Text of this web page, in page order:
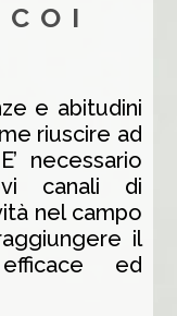
e abitudini
riuscire ad
necessario
canali di
nel campo
il
ed